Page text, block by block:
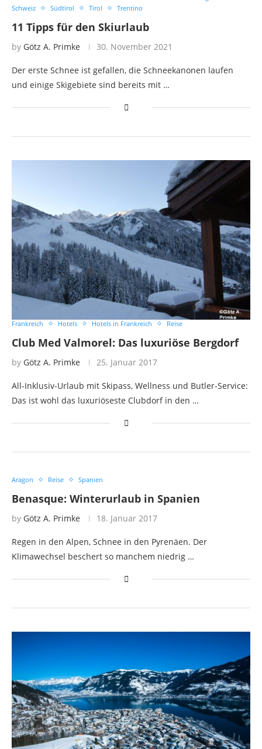
Schweiz
Südtirol Tirol Trentino
11 Tipps für den Skiurlaub
by Götz A. Primke 30. November 2021
Der erste Schnee ist gefallen, die Schneekanonen laufen
und einige Skigebiete sind bereits mit …
Frankreich Hotels Hotels in Frankreich Reise
Club Med Valmorel: Das luxuriöse Bergdorf
by Götz A. Primke 25. Januar 2017
All-Inklusiv-Urlaub mit Skipass, Wellness und Butler-Service:
Das ist wohl das luxuriöseste Clubdorf in den …
Aragon Reise Spanien
Benasque: Winterurlaub in Spanien
by Götz A. Primke 18. Januar 2017
Regen in den Alpen, Schnee in den Pyrenäen. Der
Klimawechsel beschert so manchem niedrig …